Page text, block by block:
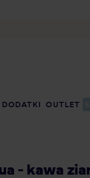
DODATKI OUTLET
- kawa